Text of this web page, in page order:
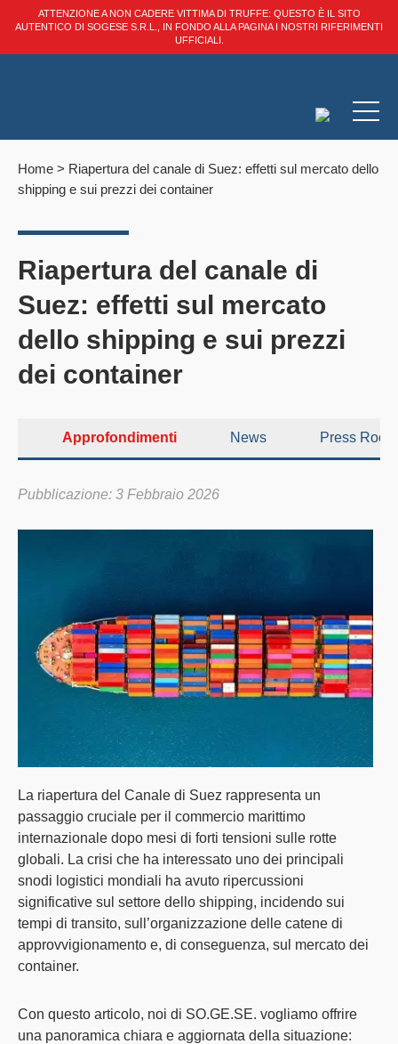
ATTENZIONE A NON CADERE VITTIMA DI TRUFFE: QUESTO È IL SITO
AUTENTICO DI SOGESE S.R.L., IN FONDO ALLA PAGINA I NOSTRI RIFERIMENTI
UFFICIALI.
Home > Riapertura del canale di Suez: effetti sul mercato dello
shipping e sui prezzi dei container
Riapertura del canale di
Suez: effetti sul mercato
dello shipping e sui prezzi
dei container
Approfondimenti News Press Room
Pubblicazione: 3 Febbraio 2026
La riapertura del Canale di Suez rappresenta un
passaggio cruciale per il commercio marittimo
internazionale dopo mesi di forti tensioni sulle rotte
globali. La crisi che ha interessato uno dei principali
snodi logistici mondiali ha avuto ripercussioni
significative sul settore dello shipping, incidendo sui
tempi di transito, sull’organizzazione delle catene di
approvvigionamento e, di conseguenza, sul mercato dei
container.
Con questo articolo, noi di SO.GE.SE. vogliamo offrire
una panoramica chiara e aggiornata della situazione: